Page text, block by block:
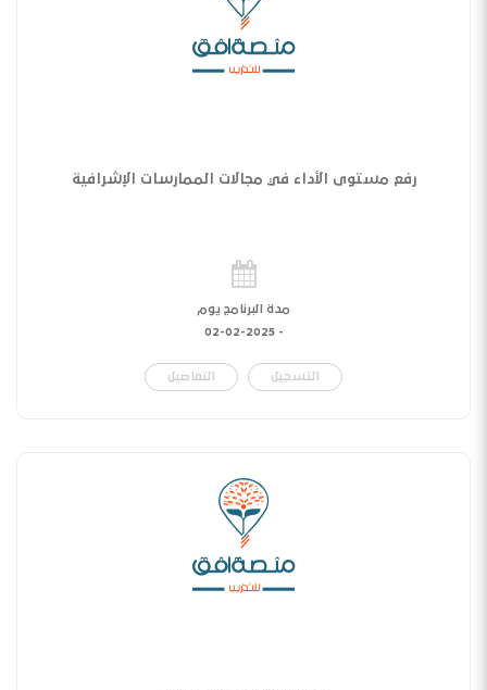
رفع مستوى الأداء في مجالات الممارسات الإشرافية
مدة البرنامج يوم
-
02-02-2025
التسجيل التفاصيل